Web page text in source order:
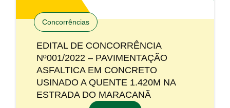
Concorrências
EDITAL DE CONCORRÊNCIA
Nº001/2022 – PAVIMENTAÇÃO
ASFALTICA EM CONCRETO
USINADO A QUENTE 1.420M NA
ESTRADA DO MARACANÃ